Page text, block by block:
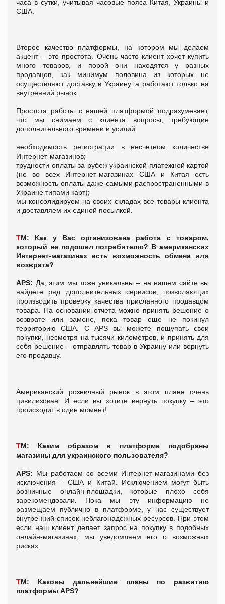
часа в сутки, учитывая часовые пояса Китая, Украины и
США.
Второе качество платформы, на котором мы делаем
акцент – это простота. Очень часто клиент хочет купить
много товаров, и порой они находятся у разных
продавцов, как минимум половина из которых не
осуществляют доставку в Украину, а работают только на
внутренний рынок.
Простота работы с нашей платформой подразумевает,
что мы снимаем с клиента вопросы, требующие
дополнительного времени и усилий:
необходимость регистрации в несчетном количестве
Интернет-магазинов;
трудности оплаты за рубеж украинской платежной картой
(не во всех Интернет-магазинах США и Китая есть
возможность оплаты даже самыми распространенными в
Украине типами карт);
мы консолидируем на своих складах все товары клиента
и доставляем их единой посылкой.
ТМ: Как у Вас организована работа с товаром,
который не подошел потребителю? В американских
Интернет-магазинах есть возможность обмена или
возврата?
APS: Да, этим мы тоже уникальны – на нашем сайте вы
найдете ряд дополнительных сервисов, позволяющих
производить проверку качества присланного продавцом
товара. На основании отчета можно принять решение о
возврате или замене, пока товар еще не покинул
территорию США. С APS вы можете пощупать свои
покупки, несмотря на тысячи километров, и принять для
себя решение – отправлять товар в Украину или вернуть
его продавцу.
Американский розничный рынок в этом плане очень
цивилизован. И если вы хотите вернуть покупку – это
происходит в один момент!
ТМ: Каким образом в платформе подобраны
магазины для украинского пользователя?
APS: Мы работаем со всеми Интернет-магазинами без
исключения – США и Китай. Исключением могут быть
розничные онлайн-площадки, которые плохо себя
зарекомендовали. Пока мы эту информацию не
размещаем публично в платформе, у нас существует
внутренний список неблагонадежных ресурсов. При этом
если наш клиент делает запрос на покупку в подобных
онлайн-магазинах, мы уведомляем его о возможных
рисках.
ТМ: Каковы дальнейшие планы по развитию
платформы APS?